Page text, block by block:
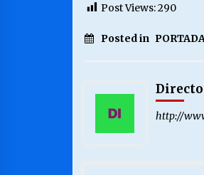
Post Views:290
Posted in
http://